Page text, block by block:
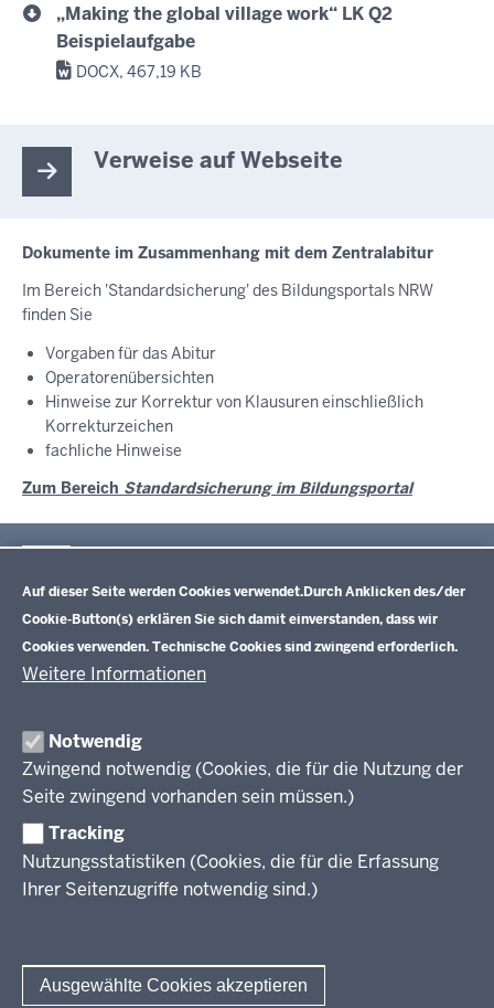
Auf dieser Seite werden Cookies verwendet.Durch Anklicken des/der
Cookie-Button(s) erklären Sie sich damit einverstanden, dass wir
Cookies verwenden. Technische Cookies sind zwingend erforderlich.
Weitere Informationen
Notwendig
Zwingend notwendig (Cookies, die für die Nutzung der
Seite zwingend vorhanden sein müssen.)
Tracking
Nutzungsstatistiken (Cookies, die für die Erfassung
Ihrer Seitenzugriffe notwendig sind.)
Ausgewählte Cookies akzeptieren
„Making the global village work“ LK Q2
Beispielaufgabe
DOCX, 467,19 KB
Verweise auf Webseite
Dokumente im Zusammenhang mit dem Zentralabitur
Im Bereich 'Standardsicherung' des Bildungsportals NRW
finden Sie
Vorgaben für das Abitur
Operatorenübersichten
Hinweise zur Korrektur von Klausuren einschließlich
Korrekturzeichen
fachliche Hinweise
Zum Bereich Standardsicherung im Bildungsportal
Drucken
Lehrplannavigator Nordrhein-Westfalen
Lehrplannavigator Primarstufe - Richtlinien und Lehrpläne
Sekundarstufe I
Gesamtschule
Realschule
Kernlehrpläne für das Gymnasium (ab SJ 2019/2020)
Sekundarstufe II
Kernlehrpläne für die gymnasiale Oberstufe (ab SJ 2013)
Weiterbildungskolleg
Kernlehrpläne für das Abendgymnasium & Kolleg
Kernlehrpläne für das Abendgymnasium & Kolleg (ab SJ 2022/2023)